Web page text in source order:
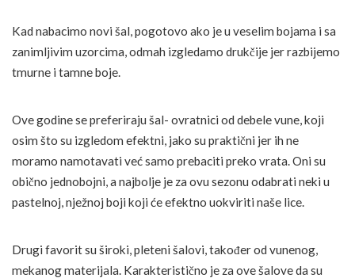
Kad nabacimo novi šal, pogotovo ako je u veselim bojama i sa
zanimljivim uzorcima, odmah izgledamo drukčije jer razbijemo
tmurne i tamne boje.
Ove godine se preferiraju šal- ovratnici od debele vune, koji
osim što su izgledom efektni, jako su praktični jer ih ne
moramo namotavati već samo prebaciti preko vrata. Oni su
obično jednobojni, a najbolje je za ovu sezonu odabrati neki u
pastelnoj, nježnoj boji koji će efektno uokviriti naše lice.
Drugi favorit su široki, pleteni šalovi, također od vunenog,
mekanog materijala. Karakteristično je za ove šalove da su